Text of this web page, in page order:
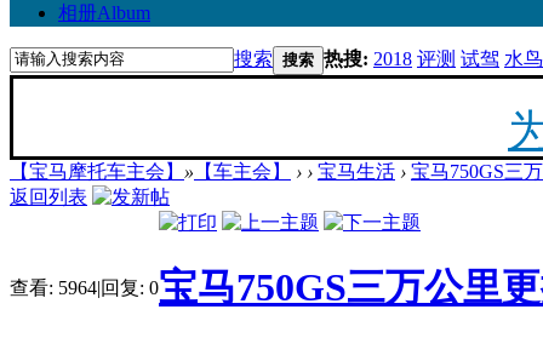
相册Album
搜索 搜索 热搜: 2018 评测 试驾 水鸟
最新
【宝马摩托车主会】 » 【车主会】 › › 宝马生活 › 宝马750GS三
返回列表
查看: 5964|回复: 0宝马750GS三万公里